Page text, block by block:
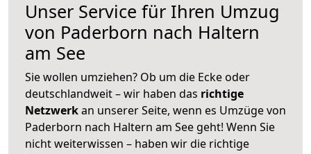
Unser Service für Ihren Umzug
von Paderborn nach Haltern
am See
Sie wollen umziehen? Ob um die Ecke oder
deutschlandweit – wir haben das richtige
Netzwerkan unserer Seite, wenn es Umzüge von
Paderborn nach Haltern am See geht! Wenn Sie
nicht weiterwissen – haben wir die richtige